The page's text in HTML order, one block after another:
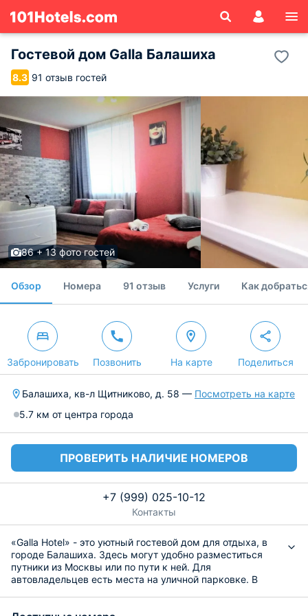
Гостевой дом Galla Балашиха
8.3 91 отзыв гостей
86 + 13 фото гостей
Обзор Номера 91 отзыв Услуги Как
Забронировать Позвонить На карте Поделиться
Балашиха, кв-л Щитниково, д. 58 — Посмотреть на карте
5.7 км от центра города
ПРОВЕРИТЬ НАЛИЧИЕ НОМЕРОВ
+7 (999) 025-10-12
Контакты
«Galla Hotel» - это уютный гостевой дом для отдыха, в
городе Балашиха. Здесь могут удобно разместиться
путники из Москвы или по пути к ней. Для
автовладельцев есть места на уличной парковке. В